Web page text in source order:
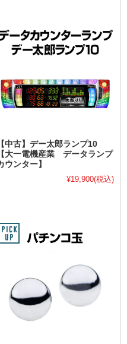
【中古】デー太郎ランプ10
【大一電機産業 データランプ
ウンター】
¥19,900(税込)